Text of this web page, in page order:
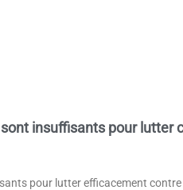
insuffisants pour lutter
pour lutter efficacement